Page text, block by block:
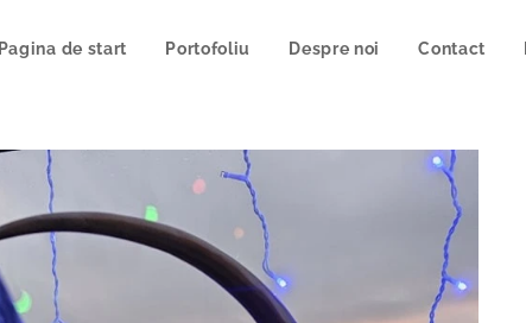
Pagina de start Portofoliu Despre noi Contact